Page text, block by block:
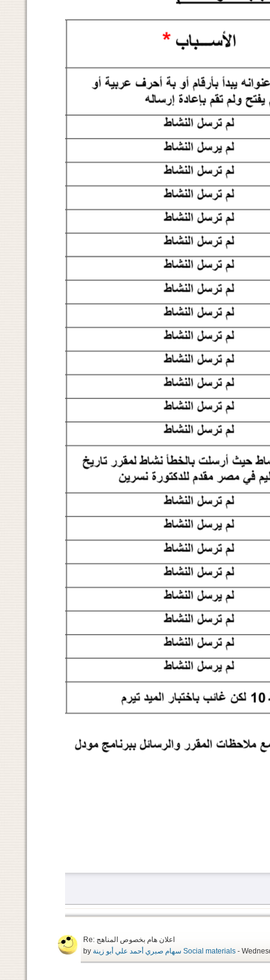
Re: اعلان هام بخصوص المناهج
by
سهام صبري أحمد علي أبو زينة Social materials -